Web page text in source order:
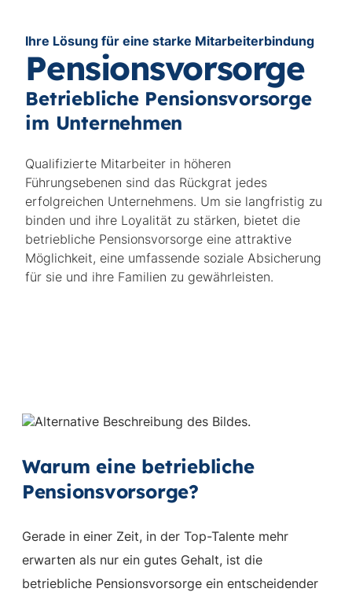
Ihre Lösung für eine starke Mitarbeiterbindung
Pensionsvorsorge
Betriebliche Pensionsvorsorge
im Unternehmen
Qualifizierte Mitarbeiter in höheren
Führungsebenen sind das Rückgrat jedes
erfolgreichen Unternehmens. Um sie langfristig zu
binden und ihre Loyalität zu stärken, bietet die
betriebliche Pensionsvorsorge eine attraktive
Möglichkeit, eine umfassende soziale Absicherung
für sie und ihre Familien zu gewährleisten.
Warum eine betriebliche
Pensionsvorsorge?
Gerade in einer Zeit, in der Top-Talente mehr
erwarten als nur ein gutes Gehalt, ist die
betriebliche Pensionsvorsorge ein entscheidender